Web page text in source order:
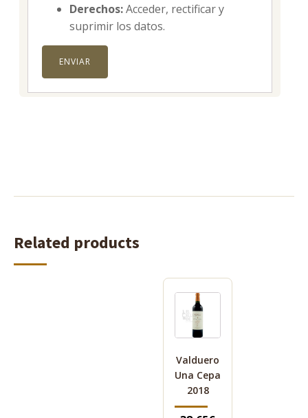
Derechos:Acceder, rectificar y
suprimir los datos.
Related products
Valduero
Una Cepa
2018